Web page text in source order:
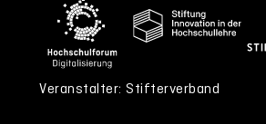
Veranstalter: Stifterverband